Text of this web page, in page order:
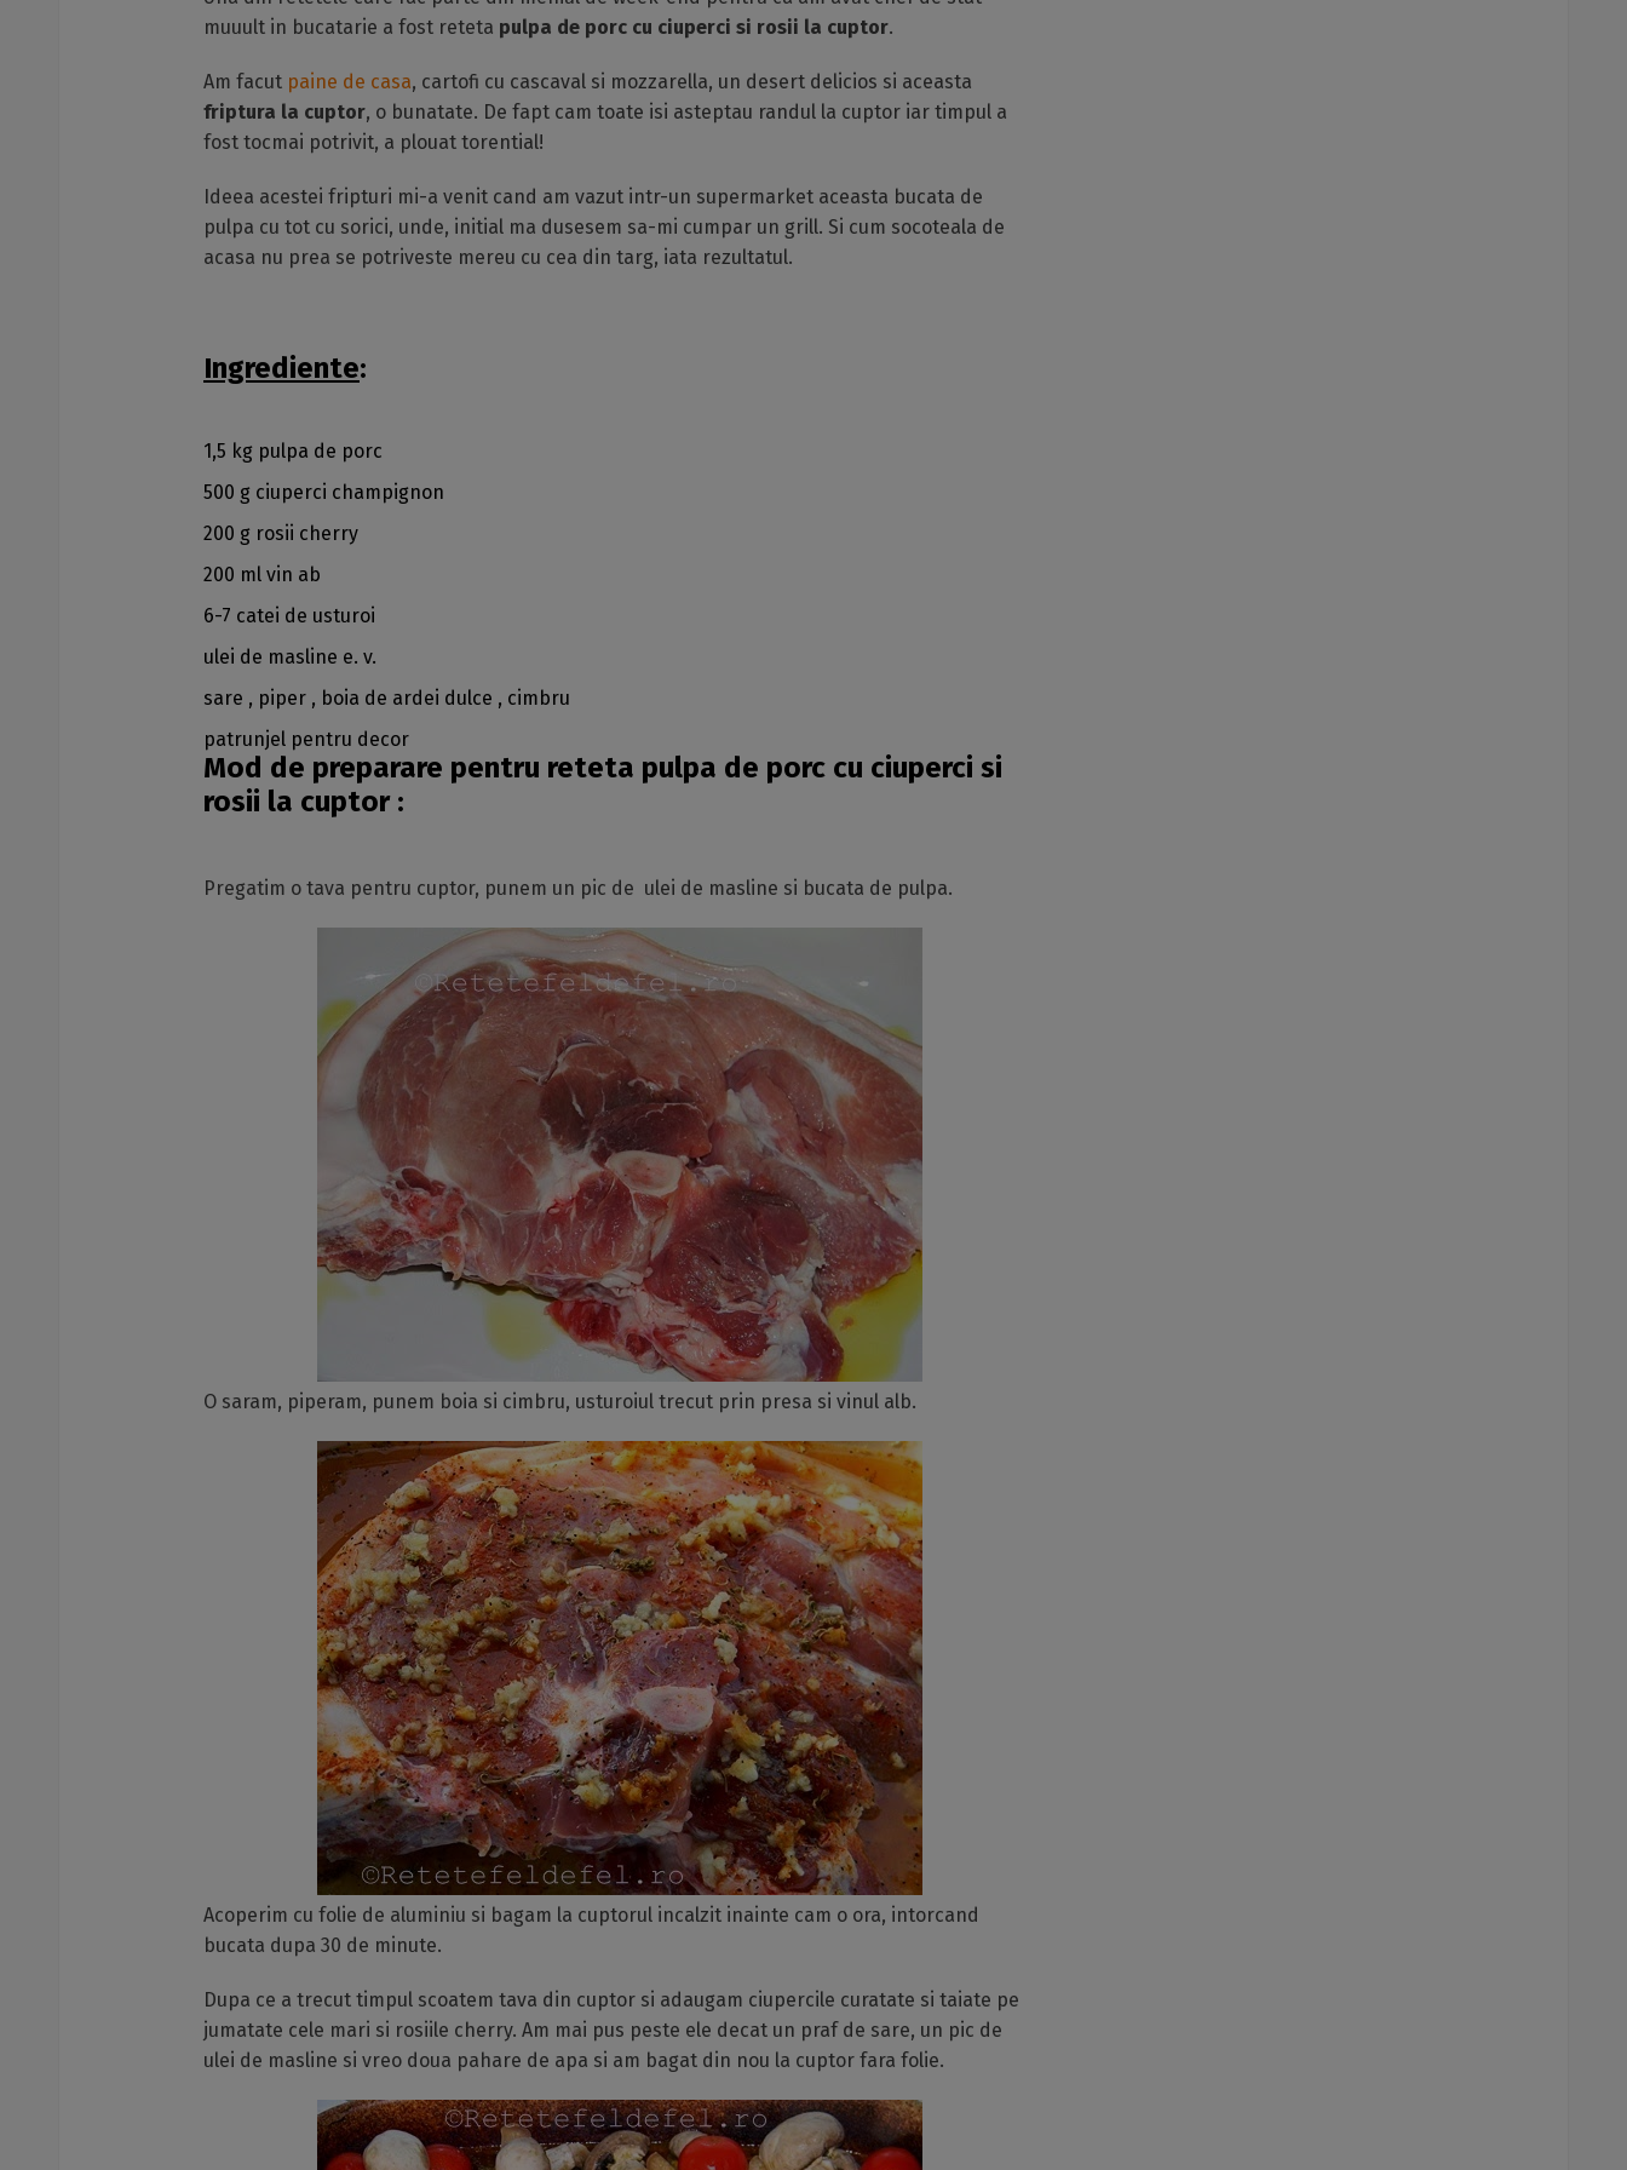
muuult in bucatarie a fost reteta pulpa de porc cu ciuperci si rosii la cuptor.
Am facut paine de casa, cartofi cu cascaval si mozzarella, un desert delicios si aceasta
friptura la cuptor, o bunatate. De fapt cam toate isi asteptau randul la cuptor iar timpul a
fost tocmai potrivit, a plouat torential!
Ideea acestei fripturi mi-a venit cand am vazut intr-un supermarket aceasta bucata de
pulpa cu tot cu sorici, unde, initial ma dusesem sa-mi cumpar un grill. Si cum socoteala de
acasa nu prea se potriveste mereu cu cea din targ, iata rezultatul.
Ingrediente:
1,5 kg pulpa de porc
500 g ciuperci champignon
200 g rosii cherry
200 ml vin ab
6-7 catei de usturoi
ulei de masline e. v.
sare , piper , boia de ardei dulce , cimbru
patrunjel pentru decor
Mod de preparare pentru reteta pulpa de porc cu ciuperci si
rosii la cuptor :
Pregatim o tava pentru cuptor, punem un pic de ulei de masline si bucata de pulpa.
O saram, piperam, punem boia si cimbru, usturoiul trecut prin presa si vinul alb.
Acoperim cu folie de aluminiu si bagam la cuptorul incalzit inainte cam o ora, intorcand
bucata dupa 30 de minute.
Dupa ce a trecut timpul scoatem tava din cuptor si adaugam ciupercile curatate si taiate pe
jumatate cele mari si rosiile cherry. Am mai pus peste ele decat un praf de sare, un pic de
ulei de masline si vreo doua pahare de apa si am bagat din nou la cuptor fara folie.